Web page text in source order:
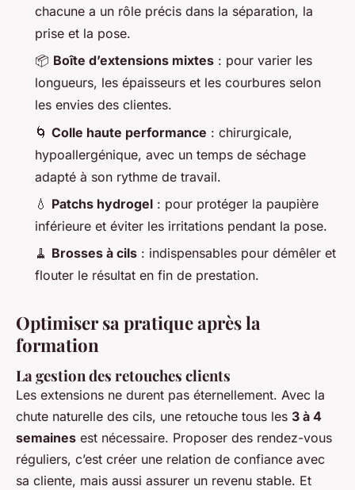
chacune a un rôle précis dans la séparation, la
prise et la pose.
📦 Boîte d’extensions mixtes : pour varier les
longueurs, les épaisseurs et les courbures selon
les envies des clientes.
🌀 Colle haute performance : chirurgicale,
hypoallergénique, avec un temps de séchage
adapté à son rythme de travail.
💧 Patchs hydrogel : pour protéger la paupière
inférieure et éviter les irritations pendant la pose.
🧹 Brosses à cils : indispensables pour démêler et
flouter le résultat en fin de prestation.
Optimiser sa pratique après la
formation
La gestion des retouches clients
Les extensions ne durent pas éternellement. Avec la
chute naturelle des cils, une retouche tous les 3 à 4
semaines est nécessaire. Proposer des rendez-vous
réguliers, c’est créer une relation de confiance avec
sa cliente, mais aussi assurer un revenu stable. Et